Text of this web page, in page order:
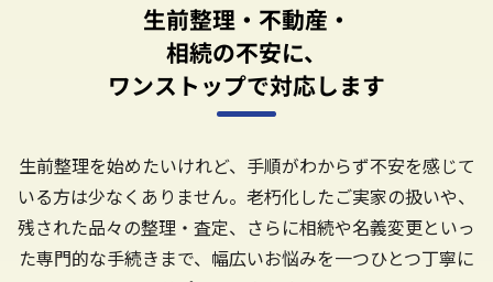
生前整理・不動産・
相続の不安に、
ワンストップで対応します
生前整理を始めたいけれど、手順がわからず不安を感じて
いる方は少なくありません。老朽化したご実家の扱いや、
残された品々の整理・査定、さらに相続や名義変更といっ
た専門的な手続きまで、幅広いお悩みを一つひとつ丁寧に